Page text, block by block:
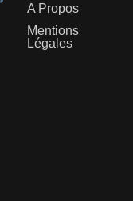
A Propos
Mentions
Légales